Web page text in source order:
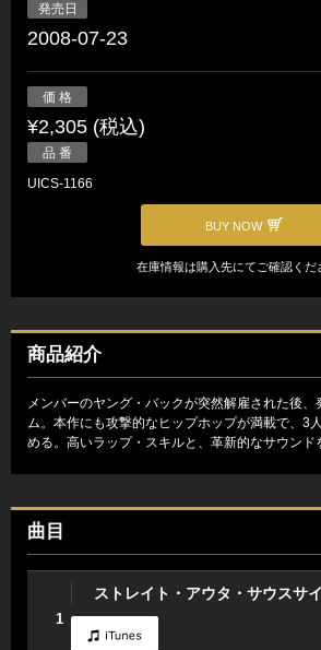
発売日
2008-07-23
価 格
¥2,305 (税込)
品 番
UICS-1166
BUY NOW
在庫情報は購入先にてご確認くだ
商品紹介
メンバーのヤング・バックが突然解雇された後
ム。本作にも攻撃的なヒップホップが満載で、3
める。高いラップ・スキルと、革新的なサウンド
曲目
1
ストレイト・アウタ・サウスサ